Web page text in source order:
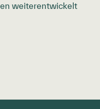
weiterentwickelt